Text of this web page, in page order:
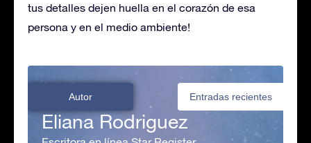
tus detalles dejen huella en el corazón de esa
persona y en el medio ambiente!
Autor Entradas recientes
Eliana Rodriguez